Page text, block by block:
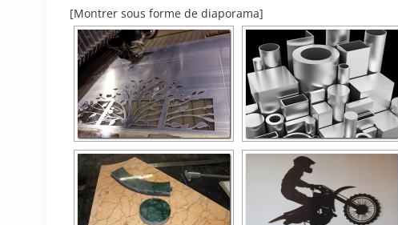
[Montrer sous forme de diaporama]